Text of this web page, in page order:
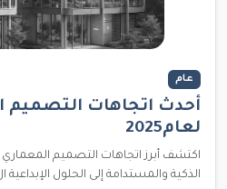
عام
أحدث اتجاهات التصميم
لعام2025
الذكية والمستدامة إلى الحلول الإبداعية